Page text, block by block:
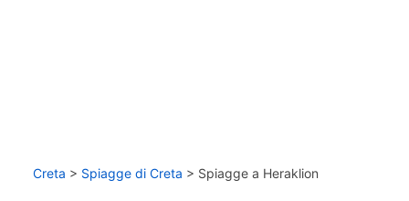
Creta > Spiagge di Creta > Spiagge a Heraklion